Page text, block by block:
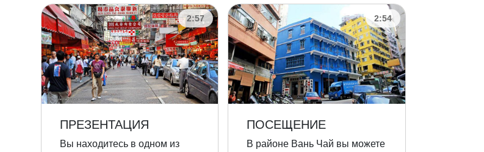
2:57
ПРЕЗЕНТАЦИЯ
Вы находитесь в одном из
2:54
ПОСЕЩЕНИЕ
В районе Вань Чай вы можете